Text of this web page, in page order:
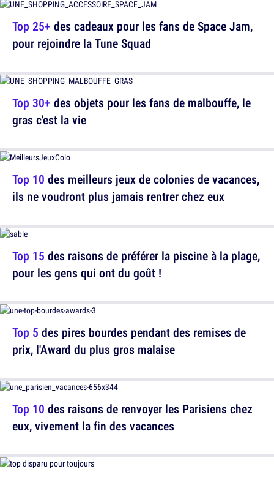
Top 25+ des cadeaux pour les fans de Space Jam,
pour rejoindre la Tune Squad
Top 10 des meilleurs jeux de colonies de vacances,
ils ne voudront plus jamais rentrer chez eux
Top 5 des pires bourdes pendant des remises de
prix, l'Award du plus gros malaise
Top 30+ des objets pour les fans de malbouffe, le
gras c'est la vie
Top 15 des raisons de préférer la piscine à la plage,
pour les gens qui ont du goût !
Top 10 des raisons de renvoyer les Parisiens chez
eux, vivement la fin des vacances